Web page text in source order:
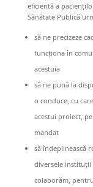
eficientă a
Sănătate Publică
să ne precizeze
funcționa în
acestuia
să ne pună la
o conduce, cu
acestui proiect,
mandat
să îndeplinească
diversele instituții
colaborăm,